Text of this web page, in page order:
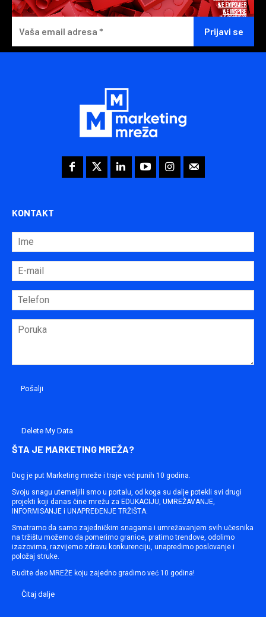
KONTAKT
Delete My Data
ŠTA JE MARKETING MREŽA?
Dug je put Marketing mreže i traje već punih 10 godina.
Svoju snagu utemeljili smo u portalu, od koga su dalje potekli svi drugi
projekti koji danas čine mrežu za EDUKACIJU, UMREŽAVANJE,
INFORMISANJE i UNAPREĐENJE TRŽIŠTA.
Smatramo da samo zajedničkim snagama i umrežavanjem svih učesnika
na tržištu možemo da pomerimo granice, pratimo trendove, odolimo
izazovima, razvijemo zdravu konkurenciju, unapredimo poslovanje i
položaj struke.
Budite deo MREŽE koju zajedno gradimo već 10 godina!
Čitaj dalje